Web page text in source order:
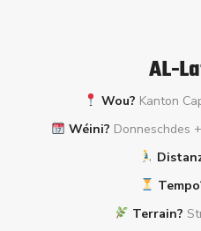
AL-
Wou? Kanton
Wéini? Donneschdes
Terrain?